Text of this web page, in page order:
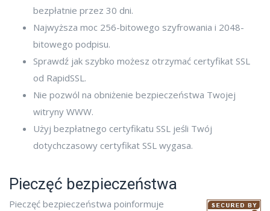
bezpłatnie przez 30 dni.
Najwyższa moc 256-bitowego szyfrowania i 2048-
bitowego podpisu.
Sprawdź jak szybko możesz otrzymać certyfikat SSL
od RapidSSL.
Nie pozwól na obniżenie bezpieczeństwa Twojej
witryny WWW.
Użyj bezpłatnego certyfikatu SSL jeśli Twój
dotychczasowy certyfikat SSL wygasa.
Pieczęć bezpieczeństwa
Pieczęć bezpieczeństwa poinformuje